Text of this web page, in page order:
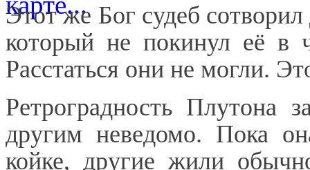
Этот же Бог судеб
который не покинул её
Расстаться они не могли.
Ретроградность Плутона
другим неведомо. Пока
койке, другие жили